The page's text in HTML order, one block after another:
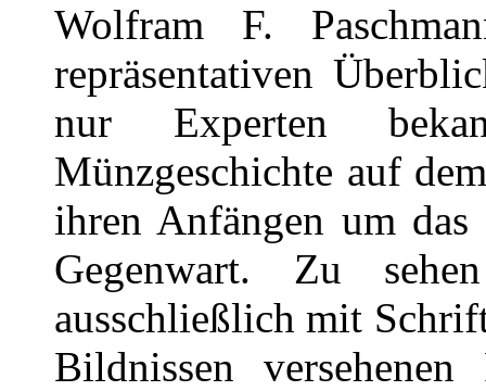
Wolfram F.
repräsentativen
nur Experten
Münzgeschichte auf
ihren Anfängen um
Gegenwart. Zu
ausschließlich mit
Bildnissen